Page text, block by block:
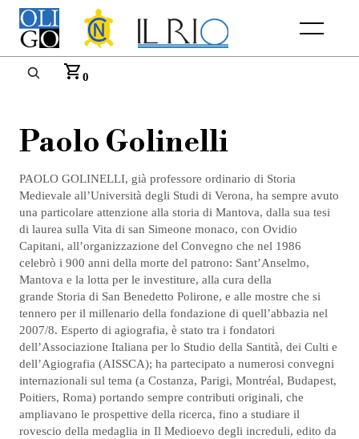
Menu
0
Paolo Golinelli
PAOLO GOLINELLI, già professore ordinario di Storia
Medievale all’Università degli Studi di Verona, ha sempre avuto
una particolare attenzione alla storia di Mantova, dalla sua tesi
di laurea sulla Vita di san Simeone monaco, con Ovidio
Capitani, all’organizzazione del Convegno che nel 1986
celebrò i 900 anni della morte del patrono: Sant’Anselmo,
Mantova e la lotta per le investiture, alla cura della
grande Storia di San Benedetto Polirone, e alle mostre che si
tennero per il millenario della fondazione di quell’abbazia nel
2007/8. Esperto di agiografia, è stato tra i fondatori
dell’Associazione Italiana per lo Studio della Santità, dei Culti e
dell’Agiografia (AISSCA); ha partecipato a numerosi convegni
internazionali sul tema (a Costanza, Parigi, Montréal, Budapest,
Poitiers, Roma) portando sempre contributi originali, che
ampliavano le prospettive della ricerca, fino a studiare il
rovescio della medaglia in Il Medioevo degli increduli, edito da